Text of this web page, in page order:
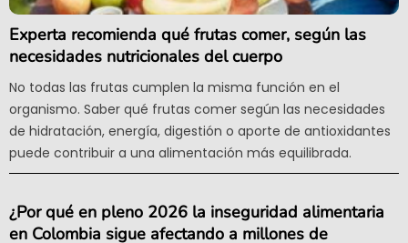
Experta recomienda qué frutas comer, según las
necesidades nutricionales del cuerpo
No todas las frutas cumplen la misma función en el
organismo. Saber qué frutas comer según las necesidades
de hidratación, energía, digestión o aporte de antioxidantes
puede contribuir a una alimentación más equilibrada.
¿Por qué en pleno 2026 la inseguridad alimentaria
en Colombia sigue afectando a millones de